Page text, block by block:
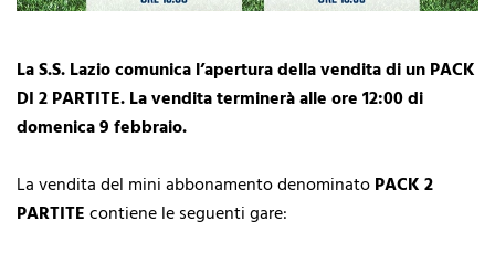
La S.S. Lazio comunica l’apertura della vendita di un PACK
DI 2 PARTITE. La vendita terminerà alle ore 12:00 di
domenica 9 febbraio.
La vendita del mini abbonamento denominatoPACK 2
PARTITEcontiene le seguenti gare: